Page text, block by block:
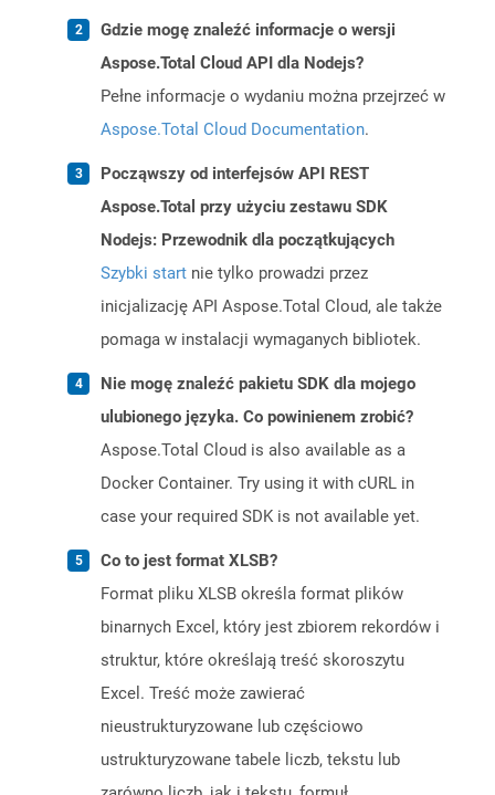
Gdzie mogę znaleźć informacje o wersji
Aspose.Total Cloud API dla Nodejs?
Pełne informacje o wydaniu można przejrzeć w
Aspose.Total Cloud Documentation.
Począwszy od interfejsów API REST
Aspose.Total przy użyciu zestawu SDK
Nodejs: Przewodnik dla początkujących
Szybki start nie tylko prowadzi przez
inicjalizację API Aspose.Total Cloud, ale także
pomaga w instalacji wymaganych bibliotek.
Nie mogę znaleźć pakietu SDK dla mojego
ulubionego języka. Co powinienem zrobić?
Aspose.Total Cloud is also available as a
Docker Container. Try using it with cURL in
case your required SDK is not available yet.
Co to jest format XLSB?
Format pliku XLSB określa format plików
binarnych Excel, który jest zbiorem rekordów i
struktur, które określają treść skoroszytu
Excel. Treść może zawierać
nieustrukturyzowane lub częściowo
ustrukturyzowane tabele liczb, tekstu lub